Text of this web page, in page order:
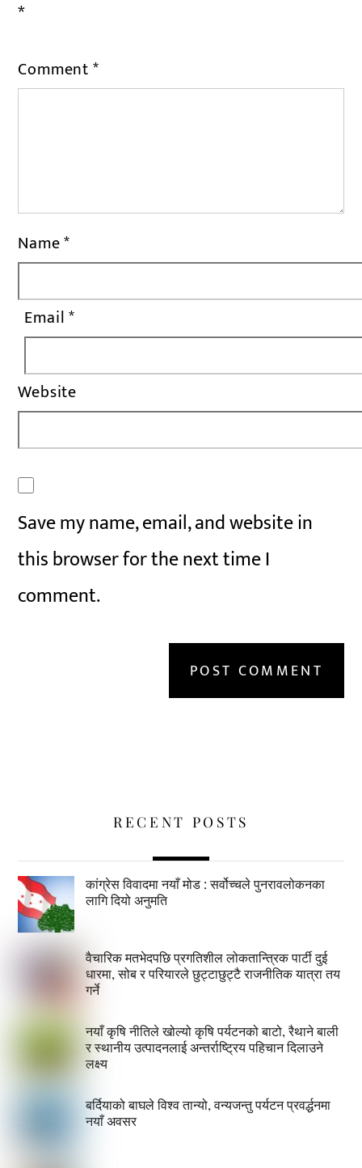
*
Comment*
Name*
Email*
Website
Save my name, email, and website in
this browser for the next time I
comment.
RECENT POSTS
कांग्रेस विवादमा नयाँ मोड : सर्वोच्चले पुनरावलोकनका
लागि दियो अनुमति
वैचारिक मतभेदपछि प्रगतिशील लोकतान्त्रिक पार्टी दुई
धारमा, सोब र परियारले छुट्टाछुट्टै राजनीतिक यात्रा तय
गर्ने
नयाँ कृषि नीतिले खोल्यो कृषि पर्यटनको बाटो, रैथाने बाली
र स्थानीय उत्पादनलाई अन्तर्राष्ट्रिय पहिचान दिलाउने
लक्ष्य
बर्दियाको बाघले विश्व तान्यो, वन्यजन्तु पर्यटन प्रवर्द्धनमा
नयाँ अवसर